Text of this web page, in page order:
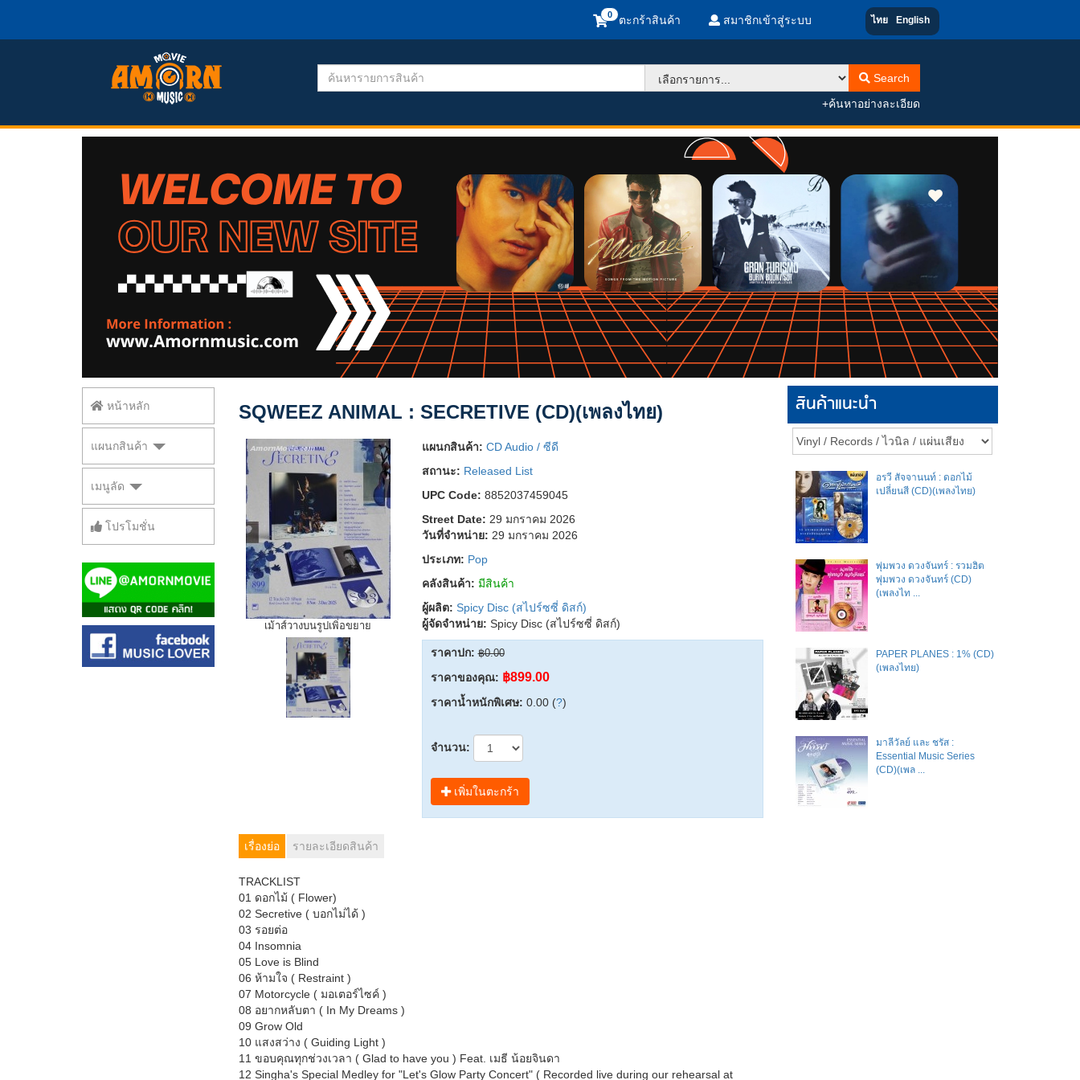
ตะกร้าสินค้า สมาชิกเข้าสู่ระบบ ไทย English
Search
+ค้นหาอย่างละเอียด
หน้าหลัก
แผนกสินค้า
เมนูลัด
โปรโมชั่น
SQWEEZ ANIMAL : SECRETIVE (CD)(เพลงไทย)
เม้าส์วางบนรูปเพิ่อขยาย
แผนกสินค้า: CD Audio / ซีดี
สถานะ: Released List
UPC Code: 8852037459045
Street Date: 29 มกราคม 2026
วันที่จำหน่าย: 29 มกราคม 2026
ประเภท: Pop
คลังสินค้า: มีสินค้า
ผู้ผลิต: Spicy Disc (สไปร์ซซี่ ดิสก์)
ผู้จัดจำหน่าย: Spicy Disc (สไปร์ซซี่ ดิสก์)
ราคาปก: ฿0.00
ราคาของคุณ: ฿899.00
ราคาน้ำหนักพิเศษ: 0.00 (?)
จำนวน:
เพิ่มในตะกร้า
เรื่องย่อ รายละเอียดสินค้า
TRACKLIST
01 ดอกไม้ ( Flower)
02 Secretive ( บอกไม่ได้ )
03 รอยต่อ
04 Insomnia
05 Love is Blind
06 ห้ามใจ ( Restraint )
07 Motorcycle ( มอเตอร์ไซค์ )
08 อยากหลับตา ( In My Dreams )
09 Grow Old
10 แสงสว่าง ( Guiding Light )
11 ขอบคุณทุกช่วงเวลา ( Glad to have you ) Feat. เมธี น้อยจินดา
12 Singha's Special Medley for "Let's Glow Party Concert" ( Recorded live during our rehearsal at
สินค้าแนะนำ
อรวี สัจจานนท์ : ดอกไม้
เปลี่ยนสี (CD)(เพลงไทย)
พุ่มพวง ดวงจันทร์ : รวมฮิต
พุ่มพวง ดวงจันทร์ (CD)
(เพลงไท ...
PAPER PLANES : 1% (CD)
(เพลงไทย)
มาลีวัลย์​ และ​ ชรัส​ :
Essential Music Series
(CD)(เพล ...